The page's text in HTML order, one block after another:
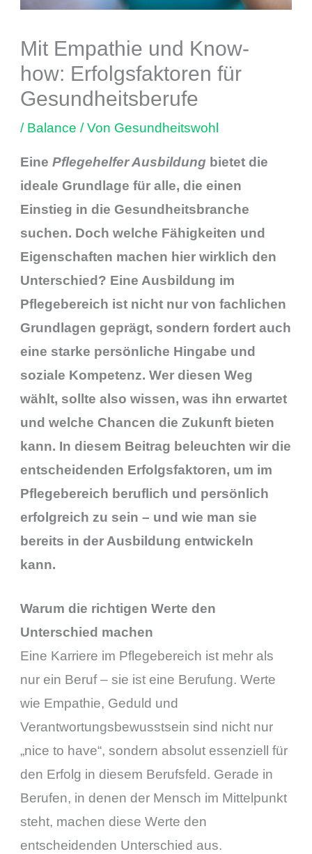
Mit Empathie und Know-
how: Erfolgsfaktoren für
Gesundheitsberufe
/ Balance / Von Gesundheitswohl
EinePflegehelfer Ausbildung bietet die
ideale Grundlage für alle, die einen
Einstieg in die Gesundheitsbranche
suchen. Doch welche Fähigkeiten und
Eigenschaften machen hier wirklich den
Unterschied? Eine Ausbildung im
Pflegebereich ist nicht nur von fachlichen
Grundlagen geprägt, sondern fordert auch
eine starke persönliche Hingabe und
soziale Kompetenz. Wer diesen Weg
wählt, sollte also wissen, was ihn erwartet
und welche Chancen die Zukunft bieten
kann. In diesem Beitrag beleuchten wir die
entscheidenden Erfolgsfaktoren, um im
Pflegebereich beruflich und persönlich
erfolgreich zu sein – und wie man sie
bereits in der Ausbildung entwickeln
kann.
Warum die richtigen Werte den
Unterschied machen
Eine Karriere im Pflegebereich ist mehr als
nur ein Beruf – sie ist eine Berufung. Werte
wie Empathie, Geduld und
Verantwortungsbewusstsein sind nicht nur
„nice to have“, sondern absolut essenziell für
den Erfolg in diesem Berufsfeld. Gerade in
Berufen, in denen der Mensch im Mittelpunkt
steht, machen diese Werte den
entscheidenden Unterschied aus.